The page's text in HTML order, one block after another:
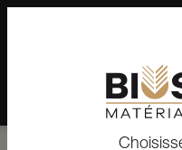
Depuis plus de 15 ans,